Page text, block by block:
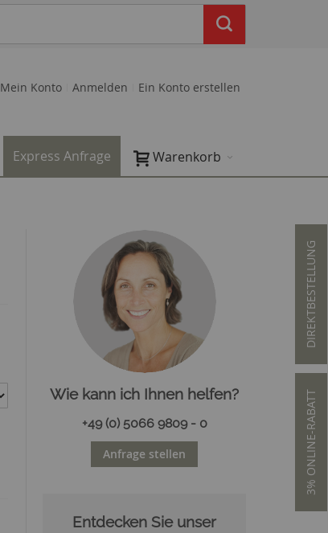
Mein Konto Anmelden Ein Konto erstellen
Warenkorb
Express Anfrage
Wie kann ich Ihnen helfen?
+49 (0) 5066 9809 - 0
Anfrage stellen
Entdecken Sie unser
DIREKTBESTELLUNG
3% ONLINE-RABATT